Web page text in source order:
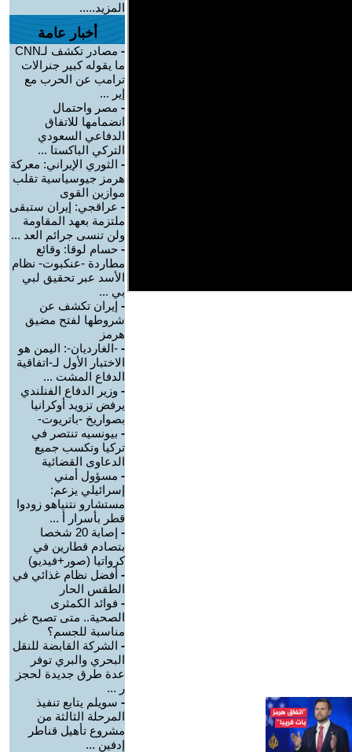
المزيد.....
أخبار عامة
-
مصادر تكشف لـCNN
ما يقوله كبير جنرالات
ترامب عن الحرب مع
إير ...
- مصر واحتمال
انضمامها للاتفاق
الدفاعي السعودي
التركي الباكستا ...
- الثوري الإيراني: معركة
هرمز جيوسياسية تقلب
موازين القوى
- عراقجي: إيران ستبقى
ملتزمة بعهد المقاومة
ولن تنسى جرائم العد ...
- حسام لوقا: وقائع
مطاردة -عنكبوت- نظام
الأسد عبر تحقيق لبي
بي ...
- إيران تكشف عن
شروطها لفتح مضيق
هرمز
- -الغارديان-: اليمن هو
الاختبار الأول لـ-اتفاقية
الدفاع المشت ...
- وزير الدفاع الفنلندي
يرفض تزويد أوكرانيا
بصواريخ -باتريوت-
- بيونسيه تنتصر في
تركيا وتكسب جميع
الدعاوى القضائية
- مسؤول أمني
إسرائيلي يزعم:
مستشارو نتنياهو زودوا
قطر بأسرار أ ...
-
إصابة 20 شخصا
بتصادم قطارين في
كرواتيا (صور+فيديو)
- أفضل نظام غذائي في
الطقس الحار
- فوائد الكمثرى
الصحية.. متى تصبح غير
مناسبة للجسم؟
- الشركة القابضة للنقل
البحري والبري توفر
عدة طرق جديدة لحجز
ر ...
- سويلم يتابع تنفيذ
المرحلة الثالثة من
مشروع تأهيل قناطر
إدفين ...